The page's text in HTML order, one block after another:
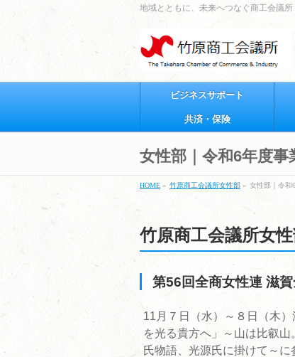
地域とともに、未来へつなぐ商工会議所
ビジネスサポート
共済・保険
女性部｜令和6年度事
HOME » 竹原商工会議所女性部 » 女性部｜令和
竹原商工会議所女
第56回全商女性連 滋
11月７日（水）～８日（木
を光る貴方へ」～山は比叡
氏物語、光源氏に掛けて～に